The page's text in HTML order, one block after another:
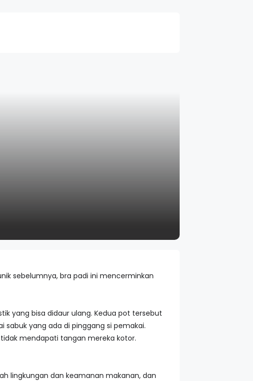
sebelumnya, bra padi ini mencerminkan
yang bisa didaur ulang. Kedua pot tersebut
sabuk yang ada di pinggang si pemakai.
mendapati tangan mereka kotor.
lingkungan dan keamanan makanan, dan